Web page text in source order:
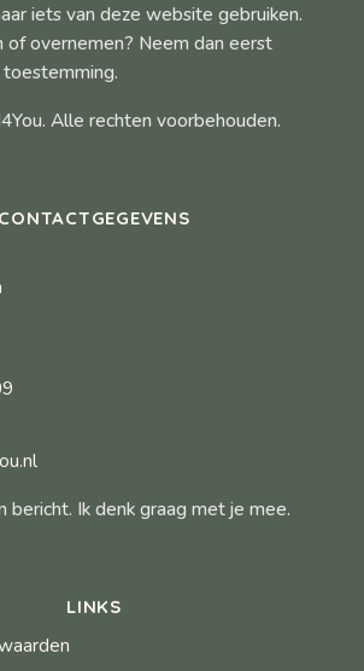
iets van deze website gebruiken.
overnemen? Neem dan eerst
Alle rechten voorbehouden.
CONTACTGEGEVENS
bericht. Ik denk graag met je mee.
LINKS